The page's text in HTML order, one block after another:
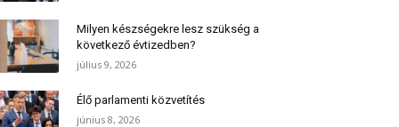
Milyen készségekre lesz szükség a
következő évtizedben?
július 9, 2026
Élő parlamenti közvetítés
június 8, 2026